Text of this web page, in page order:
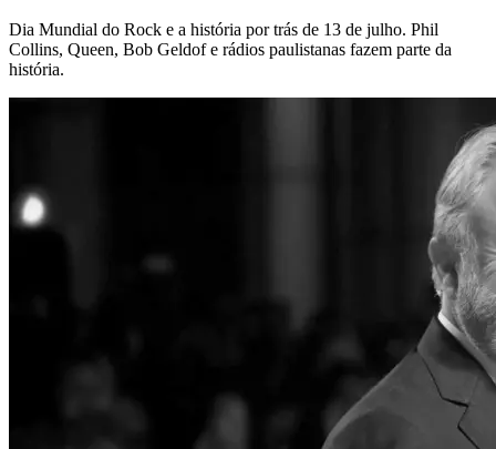
Dia Mundial do Rock e a história por trás de 13 de julho. Phil
Collins, Queen, Bob Geldof e rádios paulistanas fazem parte da
história.